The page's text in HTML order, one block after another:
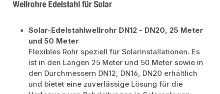
Wellrohre Edelstahl für Solar
Solar-Edelstahlwellrohr DN12 - DN20, 25 Meter
und 50 Meter
Flexibles Rohr speziell für Solarinstallationen. Es
ist in den Längen 25 Meter und 50 Meter sowie in
den Durchmessern DN12, DN16, DN20 erhältlich
und bietet eine zuverlässige Lösung für die